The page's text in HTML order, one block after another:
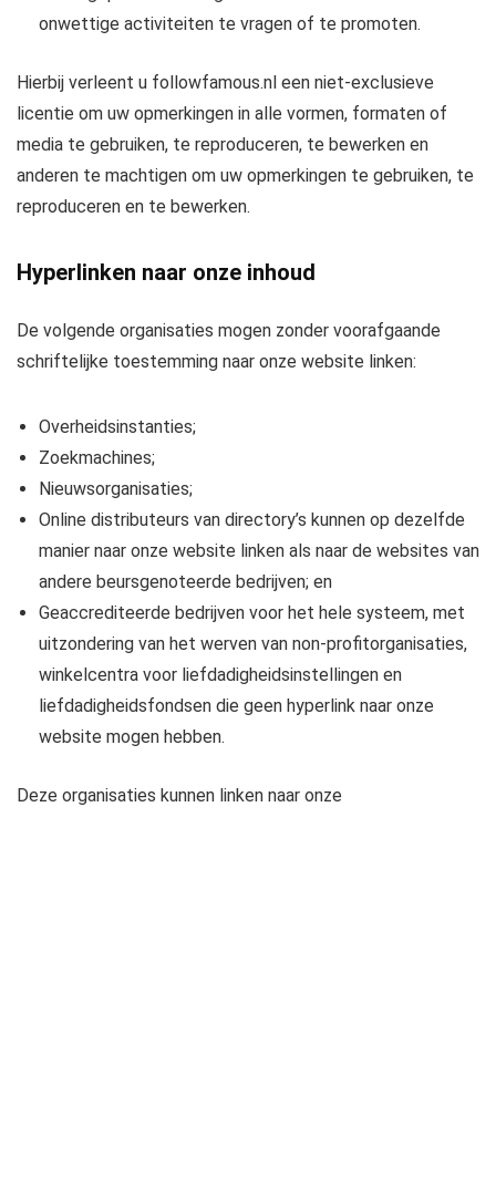
onwettige activiteiten te vragen of te promoten.
Hierbij verleent u followfamous.nl een niet-exclusieve
licentie om uw opmerkingen in alle vormen, formaten of
media te gebruiken, te reproduceren, te bewerken en
anderen te machtigen om uw opmerkingen te gebruiken, te
reproduceren en te bewerken.
Hyperlinken naar onze inhoud
De volgende organisaties mogen zonder voorafgaande
schriftelijke toestemming naar onze website linken:
Overheidsinstanties;
Zoekmachines;
Nieuwsorganisaties;
Online distributeurs van directory’s kunnen op dezelfde
manier naar onze website linken als naar de websites van
andere beursgenoteerde bedrijven; en
Geaccrediteerde bedrijven voor het hele systeem, met
uitzondering van het werven van non-profitorganisaties,
winkelcentra voor liefdadigheidsinstellingen en
liefdadigheidsfondsen die geen hyperlink naar onze
website mogen hebben.
Deze organisaties kunnen linken naar onze